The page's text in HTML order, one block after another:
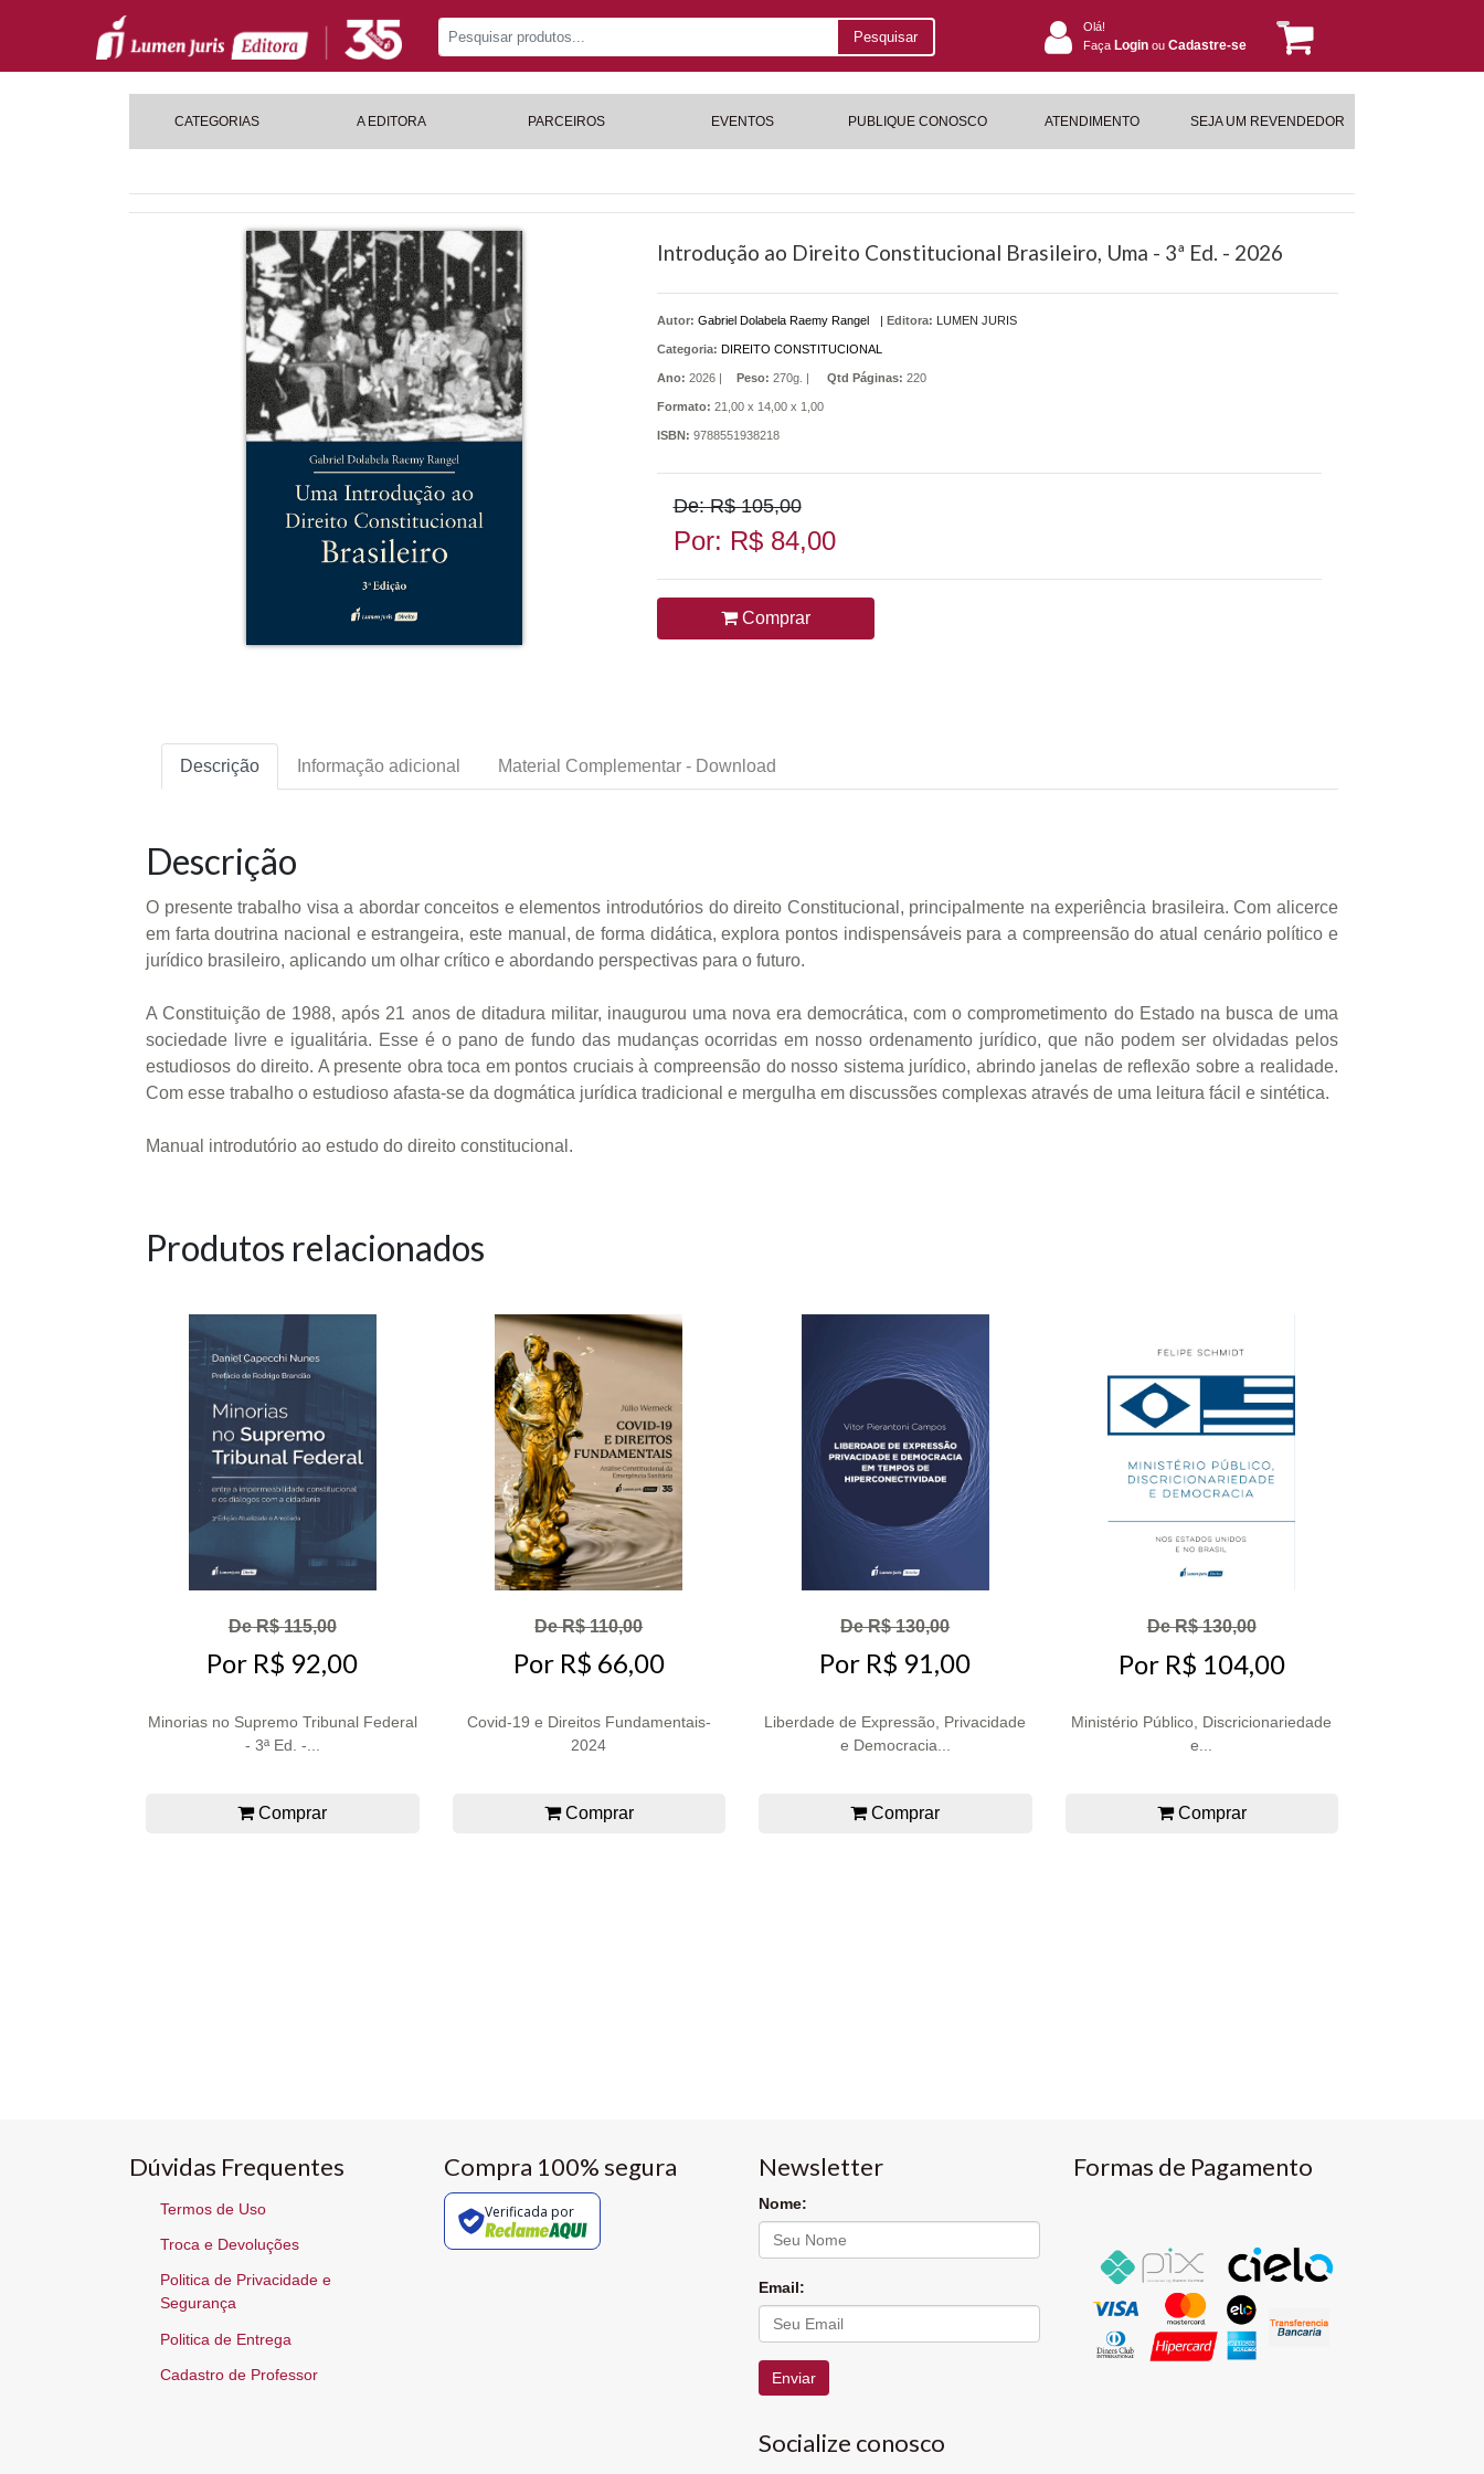
Pesquisar
Olá!
Faça Login ou Cadastre-se
CATEGORIAS A EDITORA PARCEIROS EVENTOS PUBLIQUE CONOSCO ATENDIMENTO SEJA UM REVENDEDOR
Introdução ao Direito Constitucional Brasileiro, Uma - 3ª Ed. - 2026
Autor: Gabriel Dolabela Raemy Rangel | Editora: LUMEN JURIS
Categoria: DIREITO CONSTITUCIONAL
Ano: 2026 | Peso: 270g. | Qtd Páginas: 220
Formato: 21,00 x 14,00 x 1,00
ISBN: 9788551938218
De: R$ 105,00
Por: R$ 84,00
Comprar
Descrição Informação adicional Material Complementar - Download
Descrição
O presente trabalho visa a abordar conceitos e elementos introdutórios do direito Constitucional, principalmente na experiência brasileira. Com alicerce
em farta doutrina nacional e estrangeira, este manual, de forma didática, explora pontos indispensáveis para a compreensão do atual cenário político e
jurídico brasileiro, aplicando um olhar crítico e abordando perspectivas para o futuro.
A Constituição de 1988, após 21 anos de ditadura militar, inaugurou uma nova era democrática, com o comprometimento do Estado na busca de uma
sociedade livre e igualitária. Esse é o pano de fundo das mudanças ocorridas em nosso ordenamento jurídico, que não podem ser olvidadas pelos
estudiosos do direito. A presente obra toca em pontos cruciais à compreensão do nosso sistema jurídico, abrindo janelas de reflexão sobre a realidade.
Com esse trabalho o estudioso afasta-se da dogmática jurídica tradicional e mergulha em discussões complexas através de uma leitura fácil e sintética.
Manual introdutório ao estudo do direito constitucional.
Produtos relacionados
De R$ 115,00
Por R$ 92,00
Minorias no Supremo Tribunal Federal
- 3ª Ed. -...
Comprar
De R$ 110,00
Por R$ 66,00
Covid-19 e Direitos Fundamentais-
2024
Comprar
De R$ 130,00
Por R$ 91,00
Liberdade de Expressão, Privacidade
e Democracia...
Comprar
De R$ 130,00
Por R$ 104,00
Ministério Público, Discricionariedade
e...
Comprar
Dúvidas Frequentes
Termos de Uso
Troca e Devoluções
Politica de Privacidade e
Segurança
Politica de Entrega
Cadastro de Professor
Compra 100% segura
Verificada por
Newsletter
Nome:
Email:
Enviar
Socialize conosco
Formas de Pagamento